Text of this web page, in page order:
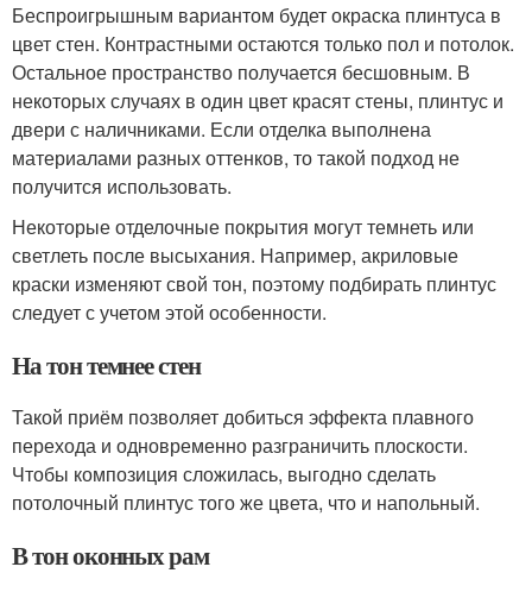
Беспроигрышным вариантом будет окраска плинтуса в
цвет стен. Контрастными остаются только пол и потолок.
Остальное пространство получается бесшовным. В
некоторых случаях в один цвет красят стены, плинтус и
двери с наличниками. Если отделка выполнена
материалами разных оттенков, то такой подход не
получится использовать.
Некоторые отделочные покрытия могут темнеть или
светлеть после высыхания. Например, акриловые
краски изменяют свой тон, поэтому подбирать плинтус
следует с учетом этой особенности.
На тон темнее стен
Такой приём позволяет добиться эффекта плавного
перехода и одновременно разграничить плоскости.
Чтобы композиция сложилась, выгодно сделать
потолочный плинтус того же цвета, что и напольный.
В тон оконных рам